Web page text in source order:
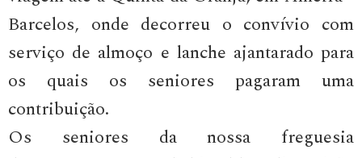
Barcelos, onde decorreu o convívio com
serviço de almoço e lanche ajantarado para
os quais os seniores pagaram uma
contribuição.
Os seniores da nossa freguesia